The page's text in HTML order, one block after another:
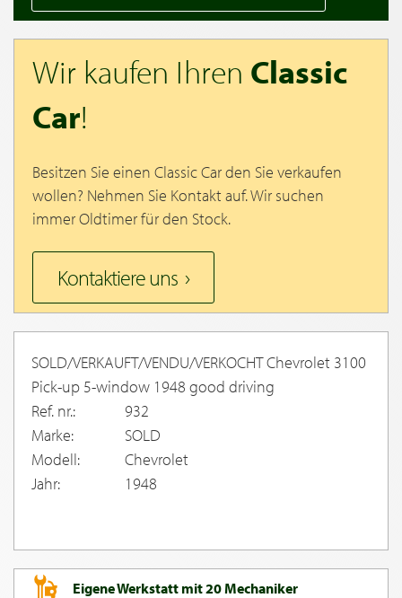
Wir kaufen Ihren Classic
Car!
Besitzen Sie einen Classic Car den Sie verkaufen
wollen? Nehmen Sie Kontakt auf. Wir suchen
immer Oldtimer für den Stock.
Kontaktiere uns
SOLD/VERKAUFT/VENDU/VERKOCHT Chevrolet 3100
Pick-up 5-window 1948 good driving
Ref. nr.:
932
Marke:
SOLD
Modell:
Chevrolet
Jahr:
1948
Eigene Werkstatt mit 20 Mechaniker